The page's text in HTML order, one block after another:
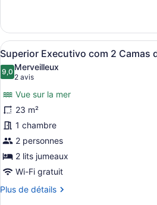
Suíte
Família
Afficher
toutes
les
photos
pour
ce
type
de
chambre :
Superior
Executivo
com
Une
4
Superior Executivo com 2 Camas
9,09,0 sur 10
Merveilleux
2 avis
(2 avis)
Vue sur la mer
23 m²
1 chambre
2 personnes
2 lits jumeaux
Wi-Fi gratuit
Plus de détails
Plus